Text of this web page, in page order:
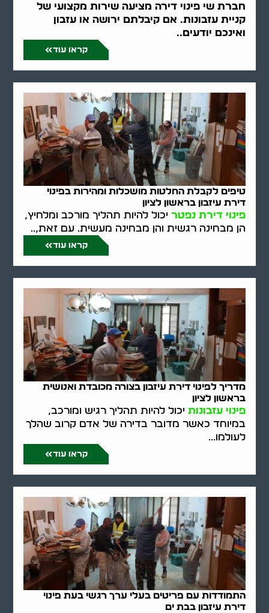
חברת שי פינוי דירה מציעה שירות מקצועי של
קניית עזבונות. אם קיבלתם ירושה או עזבון
ואינכם יודעים..
קראו עוד
טיפים לקבלת החלטות מושכלות ומהירות בפינוי
דירת עיזבון בראשון לציון
פינוי דירת נפטר יכול להיות תהליך מורכב ומלחיץ,
הן מבחינה רגשית והן מבחינה מעשית. עם זאת,..
קראו עוד
מדריך לפינוי דירת עיזבון בצורה מכובדת ואנושית
בראשון לציון
פינוי עזבונות יכול להיות תהליך רגיש ומורכב,
במיוחד כאשר מדובר בדירה של אדם קרוב שהלך
לעולמו...
קראו עוד
התמודדות עם פריטים בעלי ערך רגשי בעת פינוי
דירת עיזבון בבת ים